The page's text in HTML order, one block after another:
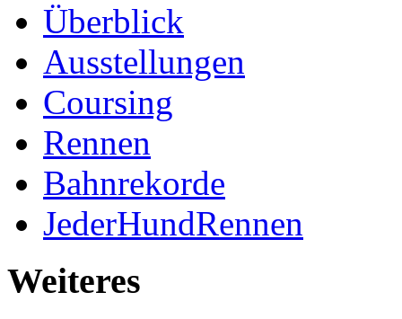
Überblick
Ausstellungen
Coursing
Rennen
Bahnrekorde
JederHundRennen
Weiteres